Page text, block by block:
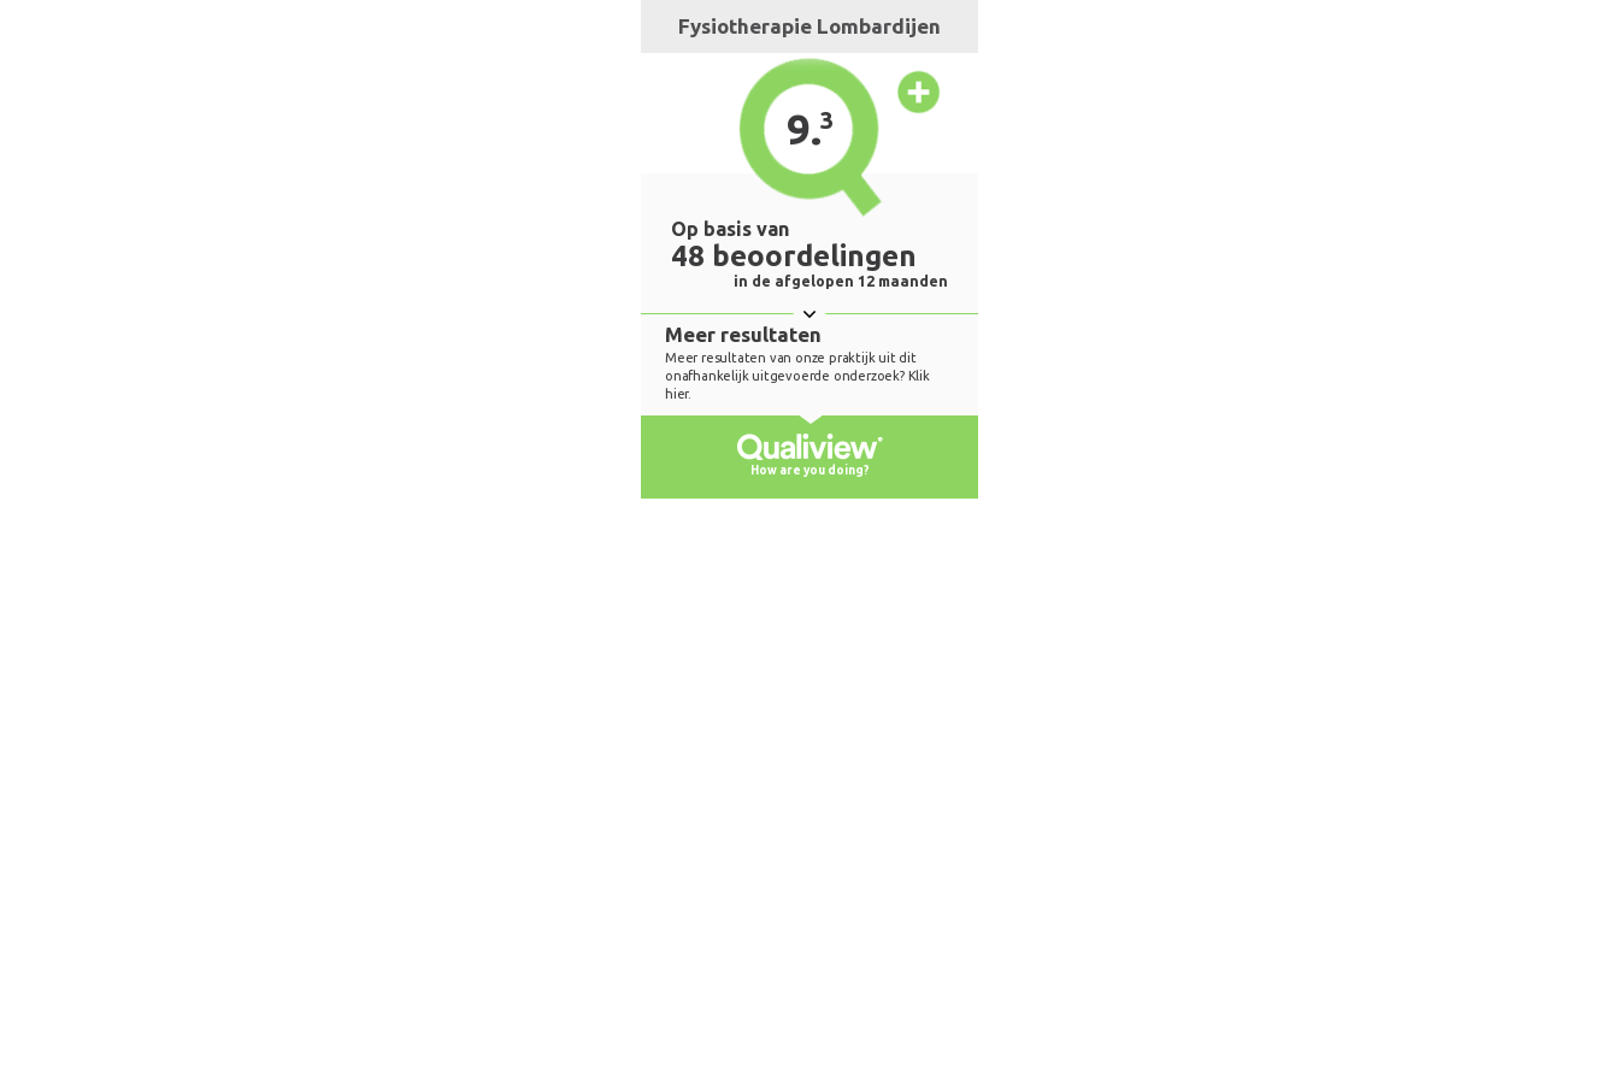
Fysiotherapie Lombardijen
9.3
Op basis van
48 beoordelingen
in de afgelopen 12 maanden
Meer resultaten
Meer resultaten van onze praktijk uit dit
onafhankelijk uitgevoerde onderzoek? Klik
hier.
How are you doing?